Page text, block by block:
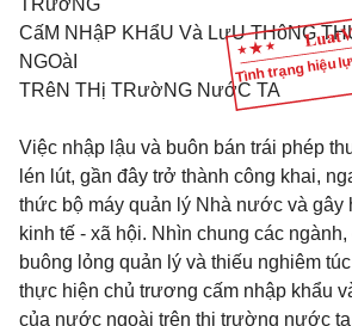
Tình trạng hiệu
TRươNG
CấM NHậP KHẩU Và LưU THôNG
NGOàI
TRêN THị TRườNG NướC TA
Việc nhập lậu và buôn bán trái phép
lén lút, gần đây trở thành công khai,
thức bộ máy quản lý Nhà nước và gây
kinh tế - xã hội. Nhìn chung các
buông lỏng quản lý và thiếu nghiêm
thực hiện chủ trương cấm nhập khẩu
của nước ngoài trên thị trường nước